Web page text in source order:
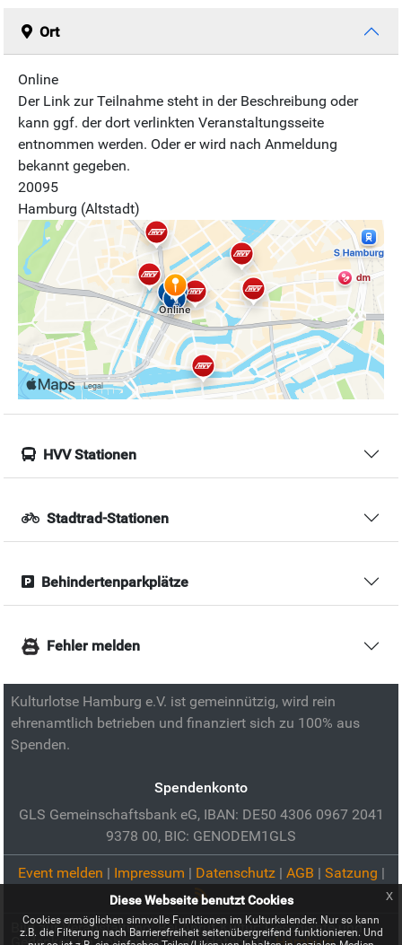
Ort
Online
Der Link zur Teilnahme steht in der Beschreibung oder
kann ggf. der dort verlinkten Veranstaltungsseite
entnommen werden. Oder er wird nach Anmeldung
bekannt gegeben.
20095
Hamburg (Altstadt)
HVV Stationen
Stadtrad-Stationen
Behindertenparkplätze
Fehler melden
Kulturlotse Hamburg e.V. ist gemeinnützig, wird rein
ehrenamtlich betrieben und finanziert sich zu 100% aus
Spenden.
Spendenkonto
GLS Gemeinschaftsbank eG, IBAN: DE50 4306 0967 2041
9378 00, BIC: GENODEM1GLS
Event melden | Impressum | Datenschutz| AGB | Satzung |
Bild zur Veranstaltung:Bei Anruf Kultur: Geschichte und
Diese Webseite benutzt Cookies
Cookies ermöglichen sinnvolle Funktionen im Kulturkalender. Nur so kann
z.B. die Filterung nach Barrierefreiheit seitenübergreifend funktionieren. Und
x